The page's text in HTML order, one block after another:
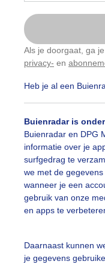
Als je doorgaat, ga
privacy- en
Heb je al een
Buienradar is
Buienradar en DPG
informatie over je
surfgedrag te
we met de
wanneer je een
gebruik van onze
en apps te
Daarnaast kunnen
je gegevens
aan Zee Noord,
Je kunt je
Is
Nu
Gebruik je Safari
Klik